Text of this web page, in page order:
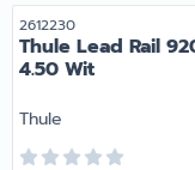
Artikelnummer
2612230
Thule Lead Rail
4.50 Wit
Merk:
Thule